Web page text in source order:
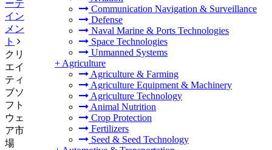
Communication Navigation & Surveillance
Defense
Naval Marine & Ports Technologies
Space Technologies
Unmanned Systems
+ Agriculture
Agriculture & Farming
Agriculture Equipment & Machinery
Agriculture Technology
Animal Nutrition
Crop Protection
Fertilizers
Seed & Seed Technology
ーテ
イン
メン
ト
クリ
エイ
ティ
ブソ
フト
ウェ
ア市
場